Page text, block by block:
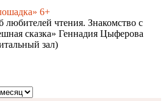
6+
любителей чтения. Знакомство с
сказка» Геннадия Цыферова
зал)